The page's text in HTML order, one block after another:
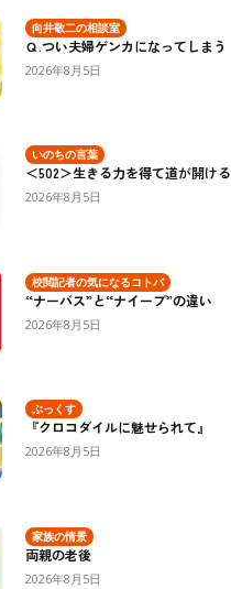
向井敬二の相談室
Ｑ.つい夫婦ゲンカになってしまう
2026年8月5日
いのちの言葉
＜502＞生きる力を得て道が開ける
2026年8月5日
校閲記者の気になるコトバ
“ナーバス”と“ナイーブ”の違い
2026年8月5日
ぶっくす
『クロコダイルに魅せられて』
2026年8月5日
家族の情景
両親の老後
2026年8月5日